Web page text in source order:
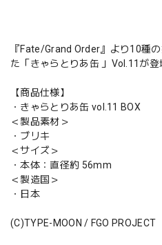
『Fate/Grand Order』より10種
た「きゃらとりあ缶 」Vol.11が登
【商品仕様】
・きゃらとりあ缶 vol.11 BOX
＜製品素材＞
・ブリキ
＜サイズ＞
・本体：直径約 56mm
＜製造国＞
・日本
(C)TYPE-MOON / FGO PROJECT